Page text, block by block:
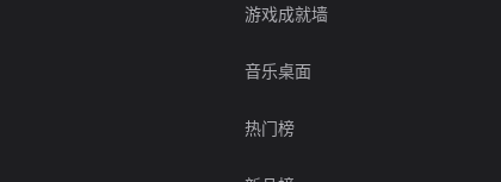
游戏成就墙
音乐桌面
热门榜